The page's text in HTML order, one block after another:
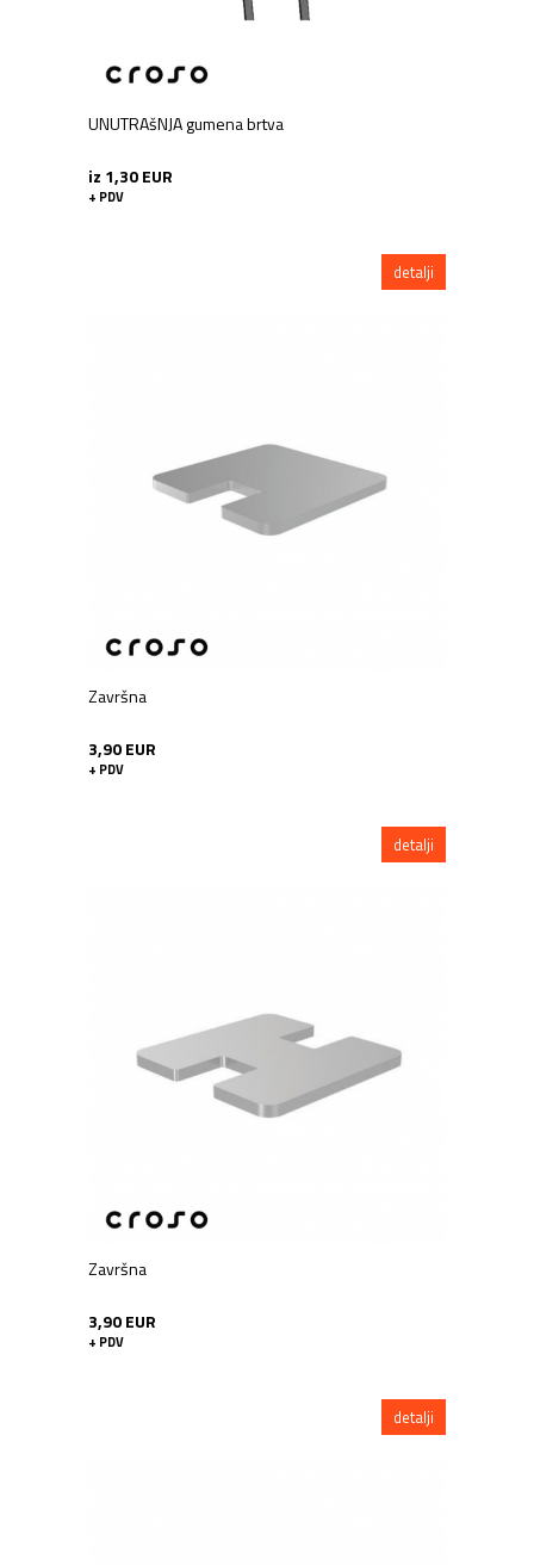
UNUTRAšNJA gumena brtva
iz 1,30 EUR
+ PDV
detalji
Završna
3,90 EUR
+ PDV
detalji
Završna
3,90 EUR
+ PDV
detalji